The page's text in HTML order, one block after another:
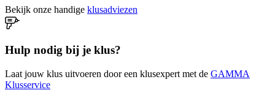
Bekijk onze handige klusadviezen
Hulp nodig bij je klus?
Laat jouw klus uitvoeren door een klusexpert met de GAMMA
Klusservice